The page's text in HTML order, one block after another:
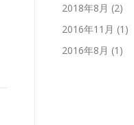
2018年8月 (2)
2016年11月 (1)
2016年8月 (1)